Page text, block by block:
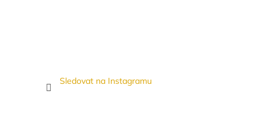
Sledovat na Instagramu